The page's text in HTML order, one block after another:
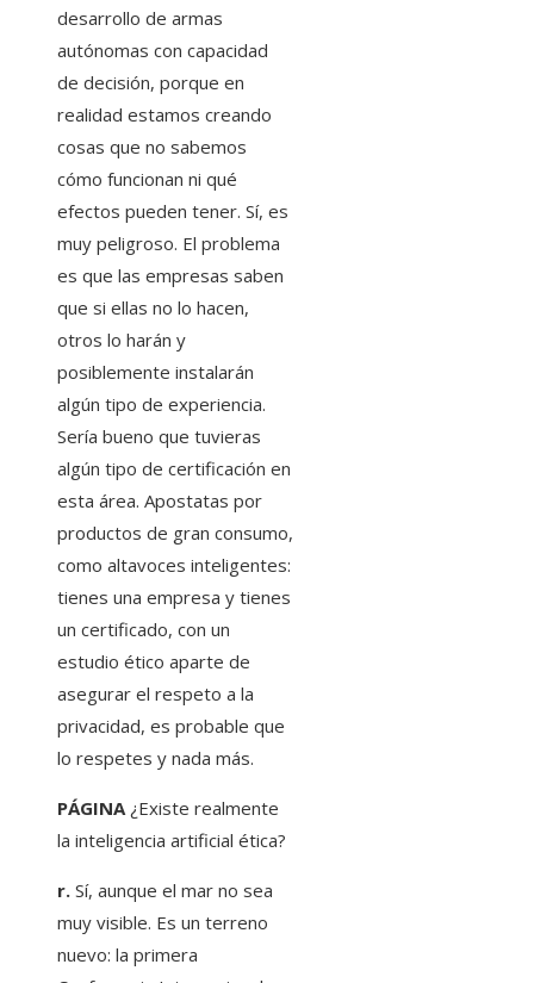
desarrollo de armas
autónomas con capacidad
de decisión, porque en
realidad estamos creando
cosas que no sabemos
cómo funcionan ni qué
efectos pueden tener. Sí, es
muy peligroso. El problema
es que las empresas saben
que si ellas no lo hacen,
otros lo harán y
posiblemente instalarán
algún tipo de experiencia.
Sería bueno que tuvieras
algún tipo de certificación en
esta área. Apostatas por
productos de gran consumo,
como altavoces inteligentes:
tienes una empresa y tienes
un certificado, con un
estudio ético aparte de
asegurar el respeto a la
privacidad, es probable que
lo respetes y nada más.
PÁGINA¿Existe realmente
la inteligencia artificial ética?
r. Sí, aunque el mar no sea
muy visible. Es un terreno
nuevo: la primera